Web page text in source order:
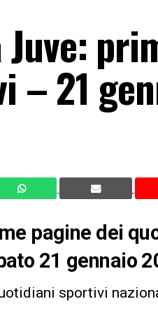
21
pagine dei
21 gennaio
sportivi